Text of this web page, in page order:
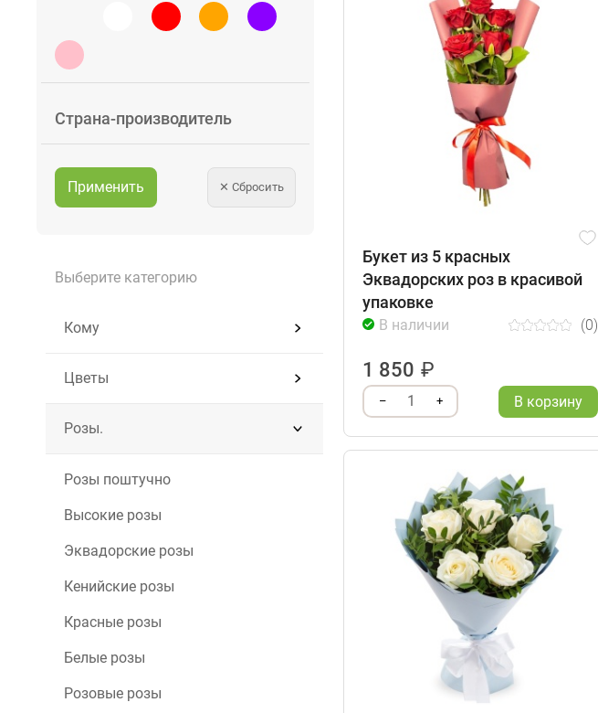
Выберите категорию
Кому
Цветы
Розы.
Розы поштучно
Высокие розы
Эквадорские розы
Кенийские розы
Красные розы
Белые розы
Розовые розы
Страна-производитель
Применить ✕ Сбросить
Букет из 5 красных
Эквадорских роз в красивой
упаковке
В наличии (0)
1 850 ₽
– 1 + В корзину